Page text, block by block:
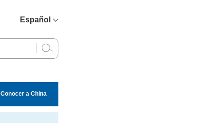
Español
English
Conocer a China